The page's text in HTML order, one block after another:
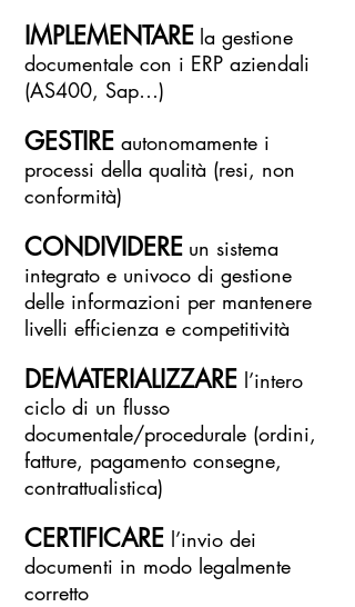
IMPLEMENTARE la gestione
documentale con i ERP aziendali
(AS400, Sap…)
GESTIRE autonomamente i
processi della qualità (resi, non
conformità)
CONDIVIDERE un sistema
integrato e univoco di gestione
delle informazioni per mantenere
livelli efficienza e competitività
DEMATERIALIZZARE l’intero
ciclo di un flusso
documentale/procedurale (ordini,
fatture, pagamento consegne,
contrattualistica)
CERTIFICARE l’invio dei
documenti in modo legalmente
corretto